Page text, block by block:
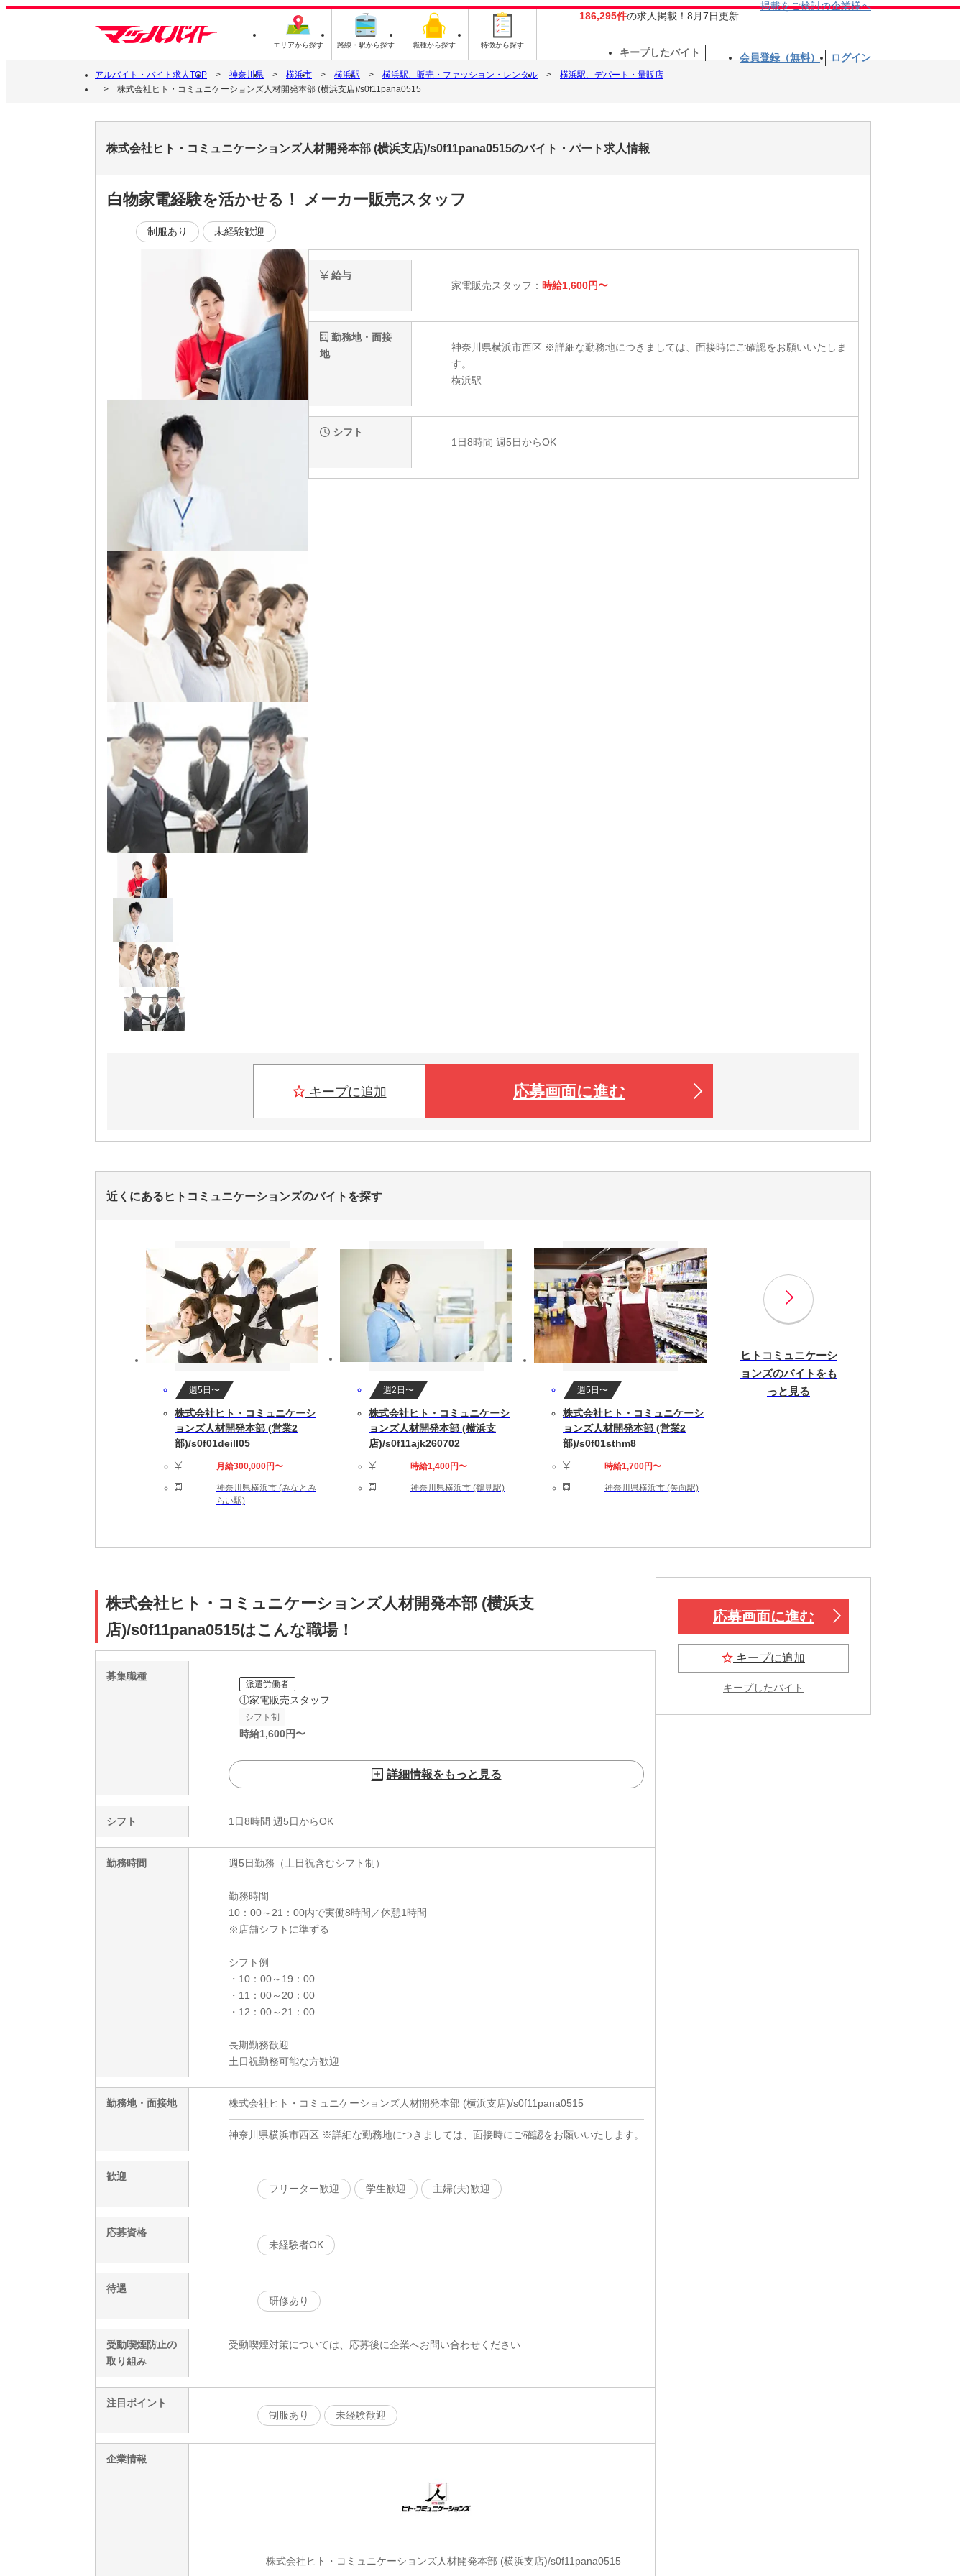
エリアから探す 路線・駅から探す 職種から探す 特徴から探す
186,295件の求人掲載！8月7日更新
掲載をご検討の企業様へ
キープしたバイト 会員登録（無料） ログイン
アルバイト・バイト求人TOP 神奈川県 横浜市 横浜駅 横浜駅、販売・ファッション・レンタル
横浜駅、デパート・量販店
株式会社ヒト・コミュニケーションズ人材開発本部 (横浜支店)/s0f11pana0515
株式会社ヒト・コミュニケーションズ人材開発本部 (横浜支店)/s0f11pana0515のバイト・パート求人情報
白物家電経験を活かせる！ メーカー販売スタッフ
制服あり 未経験歓迎
給与
家電販売スタッフ： 時給1,600円〜
勤務地・面接
地
神奈川県横浜市西区 ※詳細な勤務地につきましては、面接時にご確認をお願いいたしま
す。
横浜駅
シフト
1日8時間 週5日からOK
キープに追加 応募画面に進む
近くにあるヒトコミュニケーションズのバイトを探す
週5日〜
株式会社ヒト・コミュニケーシ
ョンズ人材開発本部 (営業2
部)/s0f01deill05
月給300,000円〜
神奈川県横浜市 (みなとみ
らい駅)
週2日〜
株式会社ヒト・コミュニケーシ
ョンズ人材開発本部 (横浜支
店)/s0f11ajk260702
時給1,400円〜
神奈川県横浜市 (鶴見駅)
週5日〜
株式会社ヒト・コミュニケーシ
ョンズ人材開発本部 (営業2
部)/s0f01sthm8
時給1,700円〜
神奈川県横浜市 (矢向駅)
ヒトコミュニケーシ
ョンズのバイトをも
っと見る
株式会社ヒト・コミュニケーションズ人材開発本部 (横浜支
店)/s0f11pana0515はこんな職場！
募集職種
派遣労働者
①家電販売スタッフ
シフト制
時給1,600円〜
詳細情報をもっと見る
シフト 1日8時間 週5日からOK
勤務時間 週5日勤務（土日祝含むシフト制）
勤務時間
10：00～21：00内で実働8時間／休憩1時間
※店舗シフトに準ずる
シフト例
・10：00～19：00
・11：00～20：00
・12：00～21：00
長期勤務歓迎
土日祝勤務可能な方歓迎
勤務地・面接地 株式会社ヒト・コミュニケーションズ人材開発本部 (横浜支店)/s0f11pana0515
神奈川県横浜市西区 ※詳細な勤務地につきましては、面接時にご確認をお願いいたします。
歓迎
フリーター歓迎
学生歓迎 主婦(夫)歓迎
応募資格
未経験者OK
待遇
研修あり
受動喫煙防止の
取り組み
受動喫煙対策については、応募後に企業へお問い合わせください
注目ポイント
制服あり
未経験歓迎
企業情報
株式会社ヒト・コミュニケーションズ人材開発本部 (横浜支店)/s0f11pana0515
応募画面に進む
キープに追加
キープしたバイト